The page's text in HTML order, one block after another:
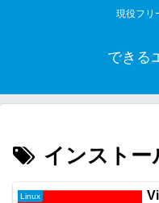
現役フリ
できる
インストー
Linux